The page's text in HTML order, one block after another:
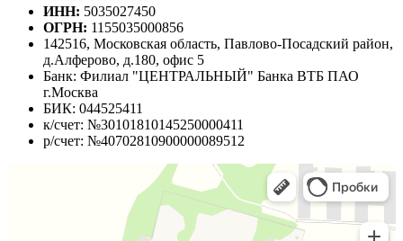
ИНН: 5035027450
ОГРН: 1155035000856
142516, Московская область, Павлово-Посадский район,
д.Алферово, д.180, офис 5
Банк: Филиал "ЦЕНТРАЛЬНЫЙ" Банка ВТБ ПАО
г.Москва
БИК: 044525411
к/счет: №30101810145250000411
р/счет: №40702810900000089512